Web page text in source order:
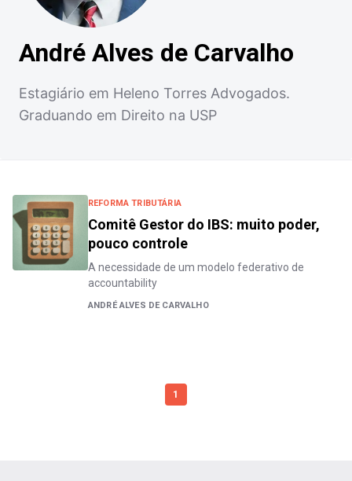
André Alves de Carvalho
Estagiário em Heleno Torres Advogados.
Graduando em Direito na USP
REFORMA TRIBUTÁRIA
Comitê Gestor do IBS: muito poder,
pouco controle
A necessidade de um modelo federativo de
accountability
ANDRÉ ALVES DE CARVALHO
1